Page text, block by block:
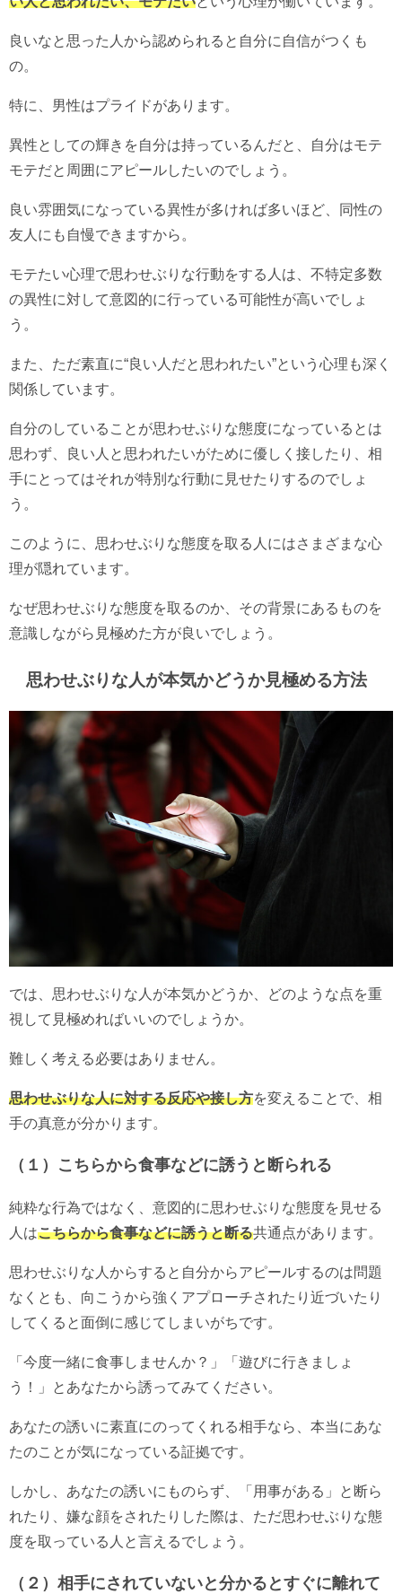
良いなと思った人から認められると自分に自信がつくも
の。
特に、男性はプライドがあります。
異性としての輝きを自分は持っているんだと、自分はモテ
モテだと周囲にアピールしたいのでしょう。
良い雰囲気になっている異性が多ければ多いほど、同性の
友人にも自慢できますから。
モテたい心理で思わせぶりな行動をする人は、不特定多数
の異性に対して意図的に行っている可能性が高いでしょ
う。
また、ただ素直に“良い人だと思われたい”という心理も深く
関係しています。
自分のしていることが思わせぶりな態度になっているとは
思わず、良い人と思われたいがために優しく接したり、相
手にとってはそれが特別な行動に見せたりするのでしょ
う。
このように、思わせぶりな態度を取る人にはさまざまな心
理が隠れています。
なぜ思わせぶりな態度を取るのか、その背景にあるものを
意識しながら見極めた方が良いでしょう。
思わせぶりな人が本気かどうか見極める方法
では、思わせぶりな人が本気かどうか、どのような点を重
視して見極めればいいのでしょうか。
難しく考える必要はありません。
思わせぶりな人に対する反応や接し方を変えることで、相
手の真意が分かります。
（１）こちらから食事などに誘うと断られる
純粋な行為ではなく、意図的に思わせぶりな態度を見せる
人はこちらから食事などに誘うと断る共通点があります。
思わせぶりな人からすると自分からアピールするのは問題
なくとも、向こうから強くアプローチされたり近づいたり
してくると面倒に感じてしまいがちです。
「今度一緒に食事しませんか？」「遊びに行きましょ
う！」とあなたから誘ってみてください。
あなたの誘いに素直にのってくれる相手なら、本当にあな
たのことが気になっている証拠です。
しかし、あなたの誘いにものらず、「用事がある」と断ら
れたり、嫌な顔をされたりした際は、ただ思わせぶりな態
度を取っている人と言えるでしょう。
（２）相手にされていないと分かるとすぐに離れて